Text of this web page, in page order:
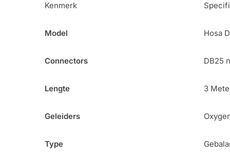
Kenmerk
Model Hosa
Connectors DB25
Lengte 3
Geleiders
Type